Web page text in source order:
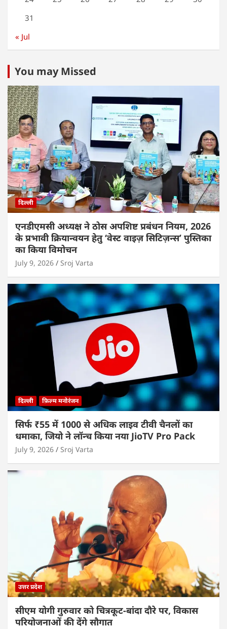
31
« Jul
You may Missed
दिल्ली
एनडीएमसी अध्यक्ष ने ठोस अपशिष्ट प्रबंधन नियम, 2026
के प्रभावी क्रियान्वयन हेतु ‘वेस्ट वाइज़ सिटिज़न्स’ पुस्तिका
का किया विमोचन
July 9, 2026 Sroj Varta
दिल्ली फ़िल्म मनोरंजन
सिर्फ ₹55 में 1000 से अधिक लाइव टीवी चैनलों का
धमाका, जियो ने लॉन्च किया नया JioTV Pro Pack
July 9, 2026 Sroj Varta
उत्तर प्रदेश
सीएम योगी गुरुवार को चित्रकूट-बांदा दौरे पर, विकास
परियोजनाओं की देंगे सौगात